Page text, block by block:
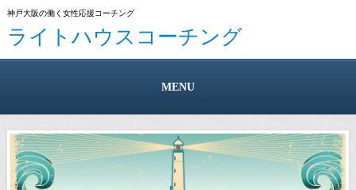
神戸大阪の働く女性応援コーチング
ライトハウスコーチング
MENU